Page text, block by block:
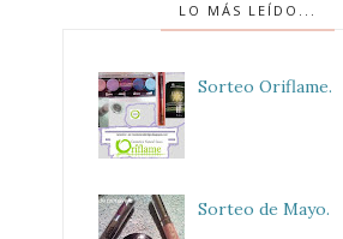
LO MÁS LEÍDO...
Sorteo Oriflame.
Sorteo de Mayo.